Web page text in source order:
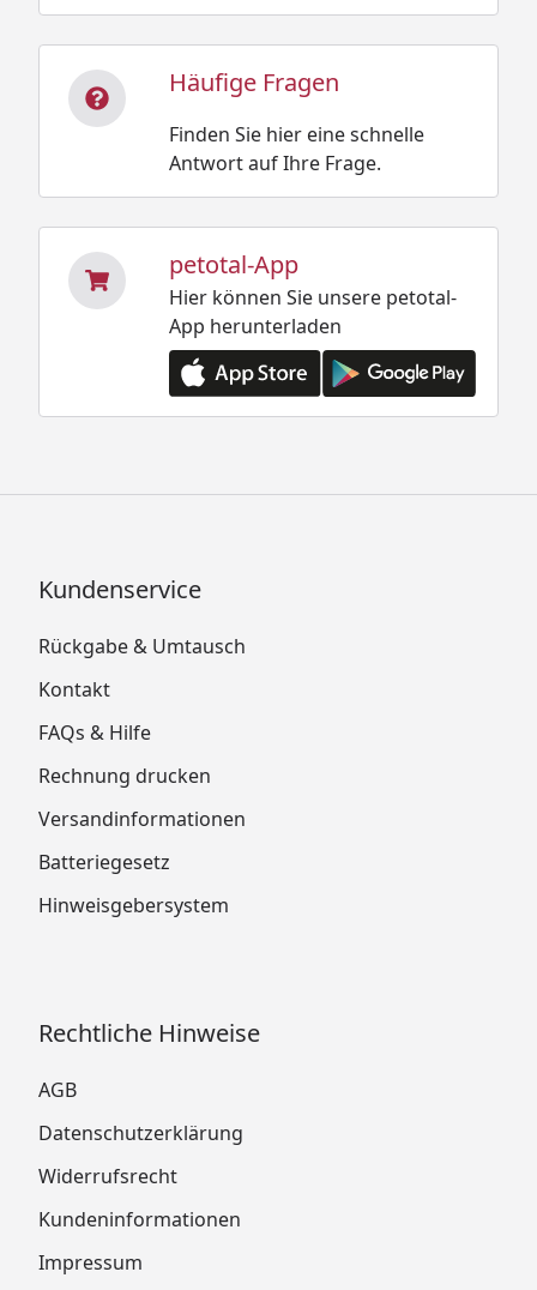
Häufige Fragen
Finden Sie hier eine schnelle
Antwort auf Ihre Frage.
petotal-App
Hier können Sie unsere petotal-
App herunterladen
Kundenservice
Rückgabe & Umtausch
Kontakt
FAQs & Hilfe
Rechnung drucken
Versandinformationen
Batteriegesetz
Hinweisgebersystem
Rechtliche Hinweise
AGB
Datenschutzerklärung
Widerrufsrecht
Kundeninformationen
Impressum